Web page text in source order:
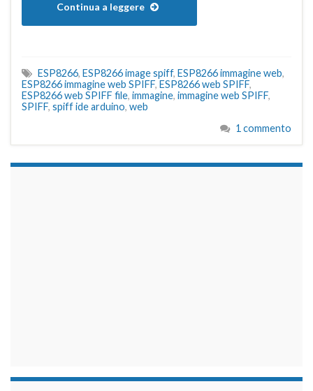
Continua a leggere
ESP8266, ESP8266 image spiff, ESP8266 immagine web,
ESP8266 immagine web SPIFF, ESP8266 web SPIFF,
ESP8266 web SPIFF file, immagine, immagine web SPIFF,
SPIFF, spiff ide arduino, web
1 commento